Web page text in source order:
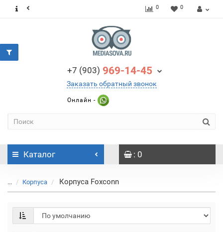
0 0
+7 (903) 969-14-45
Заказать обратный звонок
Онлайн -
Каталог : 0
... Корпуса Корпуса Foxconn